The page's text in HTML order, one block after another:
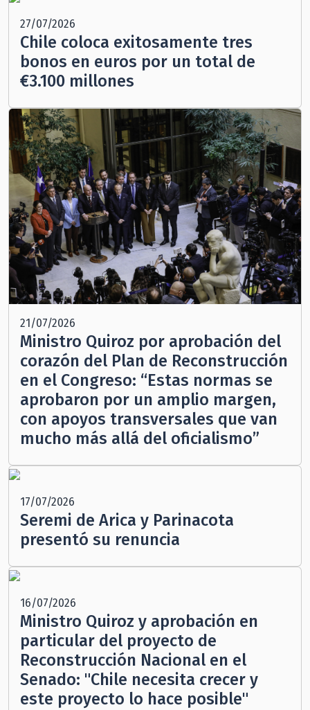
27/07/2026
Chile coloca exitosamente tres
bonos en euros por un total de
€3.100 millones
21/07/2026
Ministro Quiroz por aprobación del
corazón del Plan de Reconstrucción
en el Congreso: “Estas normas se
aprobaron por un amplio margen,
con apoyos transversales que van
mucho más allá del oficialismo”
17/07/2026
Seremi de Arica y Parinacota
presentó su renuncia
16/07/2026
Ministro Quiroz y aprobación en
particular del proyecto de
Reconstrucción Nacional en el
Senado: "Chile necesita crecer y
este proyecto lo hace posible"